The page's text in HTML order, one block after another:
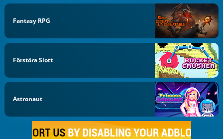
Fantasy RPG
Förstöra Slott
Astronaut